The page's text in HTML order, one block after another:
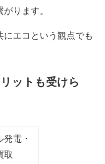
ります。
エコという観点でも
ットも受けら
発電・
取